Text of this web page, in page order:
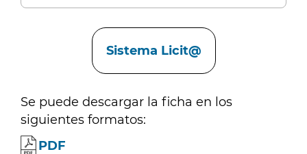
Sistema Licit@
Se puede descargar la ficha en los
siguientes formatos:
PDF